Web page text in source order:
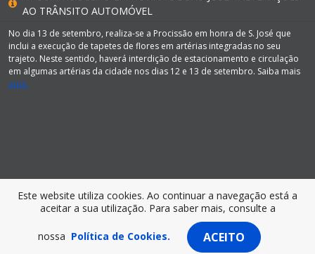
AO TRÂNSITO AUTOMÓVEL
No dia 13 de setembro, realiza-se a Procissão em honra de S. José que
inclui a execução de tapetes de flores em artérias integradas no seu
trajeto. Neste sentido, haverá interdição de estacionamento e circulação
em algumas artérias da cidade nos dias 12 e 13 de setembro. Saiba mais
aqui.
Este website utiliza cookies. Ao continuar a navegação está a
aceitar a sua utilização. Para saber mais, consulte a
nossa Política de Cookies. ACEITO